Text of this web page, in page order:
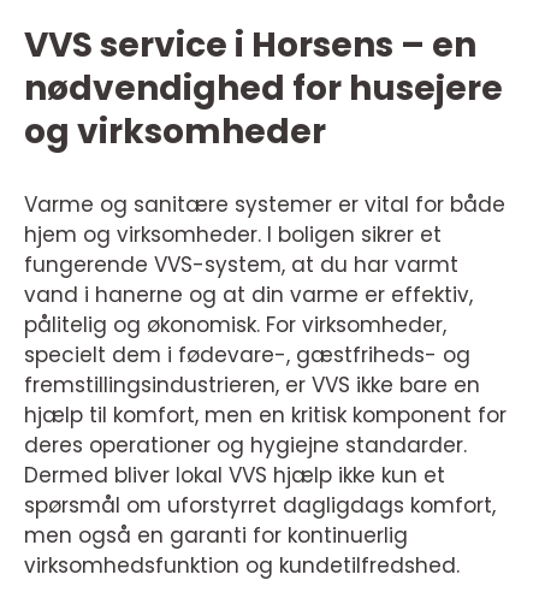
VVS service i Horsens – en
nødvendighed for husejere
og virksomheder
Varme og sanitære systemer er vital for både
hjem og virksomheder. I boligen sikrer et
fungerende VVS-system, at du har varmt
vand i hanerne og at din varme er effektiv,
pålitelig og økonomisk. For virksomheder,
specielt dem i fødevare-, gæstfriheds- og
fremstillingsindustrieren, er VVS ikke bare en
hjælp til komfort, men en kritisk komponent for
deres operationer og hygiejne standarder.
Dermed bliver lokal VVS hjælp ikke kun et
spørsmål om uforstyrret dagligdags komfort,
men også en garanti for kontinuerlig
virksomhedsfunktion og kundetilfredshed.